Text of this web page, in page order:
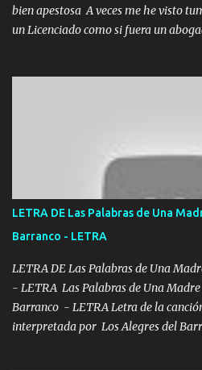
bien apestosa A veces me he visto
un Licenciado como si fuera un
me fajó una Glock siempre armado
traigo El chiste es que hago lo que
yo tengo el control a todos yo les
malcriado un malandrón Que Les
las risas las que me miran hay gente
LETRA DE Las Palabras de Una
Barranco - LETRA
LETRA DE Las Palabras de Una
- LETRA Las Palabras de Una
Barranco - LETRA Letra de la
interpretada por Los Alegres del